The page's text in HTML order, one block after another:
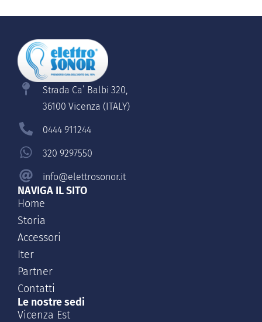
Strada Ca’ Balbi 320,
36100 Vicenza (ITALY)
0444 911244
320 9297550
info@elettrosonor.it
NAVIGA IL SITO
Home
Storia
Accessori
Iter
Partner
Contatti
Le nostre sedi
Vicenza Est